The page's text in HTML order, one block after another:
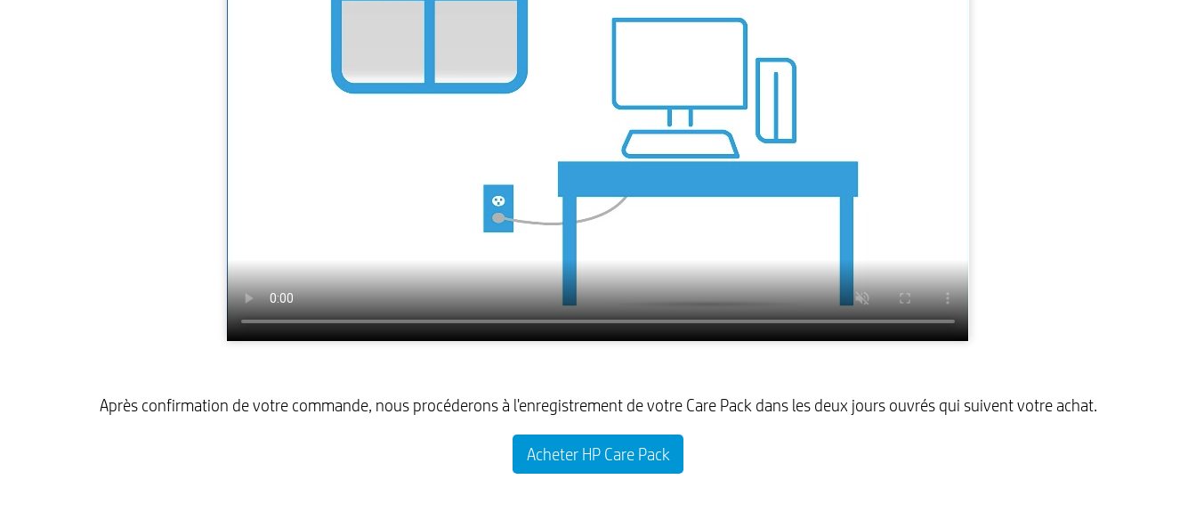
Après confirmation de votre commande, nous procéderons à l'enregistrement de votre Care Pack dans les deux jours ouvrés qui suivent votre achat.
Acheter HP Care Pack